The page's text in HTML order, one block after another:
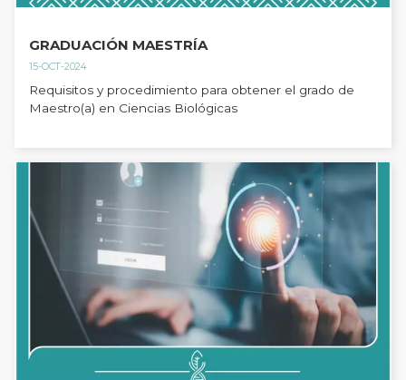
GRADUACIÓN MAESTRÍA
15-OCT-2024
Requisitos y procedimiento para obtener el grado de
Maestro(a) en Ciencias Biológicas